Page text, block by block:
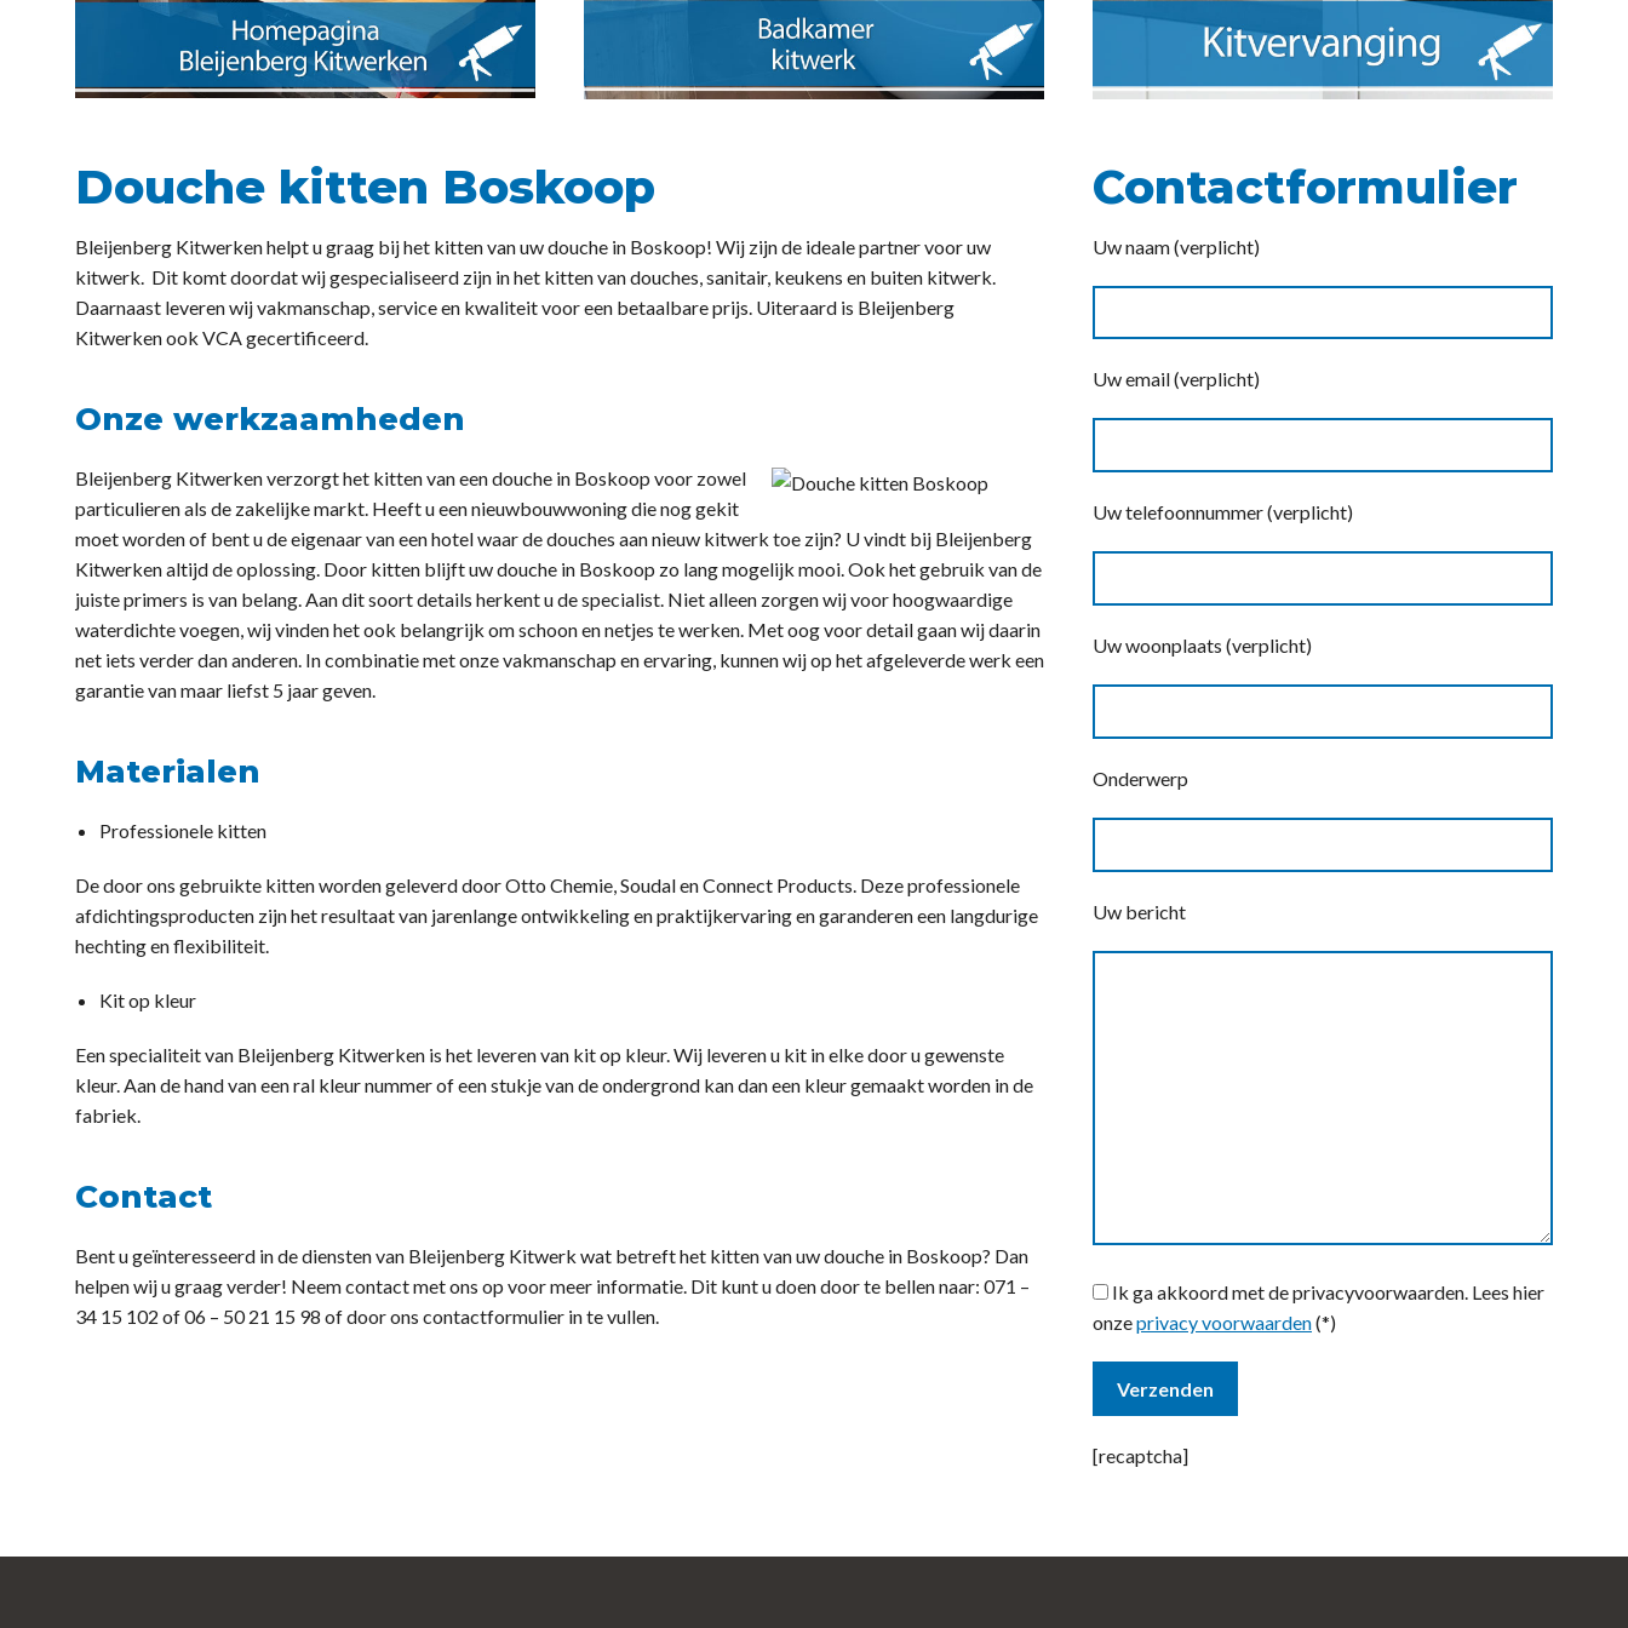
Douche kitten Boskoop
Bleijenberg Kitwerken helpt u graag bij het kitten van uw douche in Boskoop! Wij zijn de ideale partner voor uw
kitwerk. Dit komt doordat wij gespecialiseerd zijn in het kitten van douches, sanitair, keukens en buiten kitwerk.
Daarnaast leveren wij vakmanschap, service en kwaliteit voor een betaalbare prijs. Uiteraard is Bleijenberg
Kitwerken ook VCA gecertificeerd.
Onze werkzaamheden
Bleijenberg Kitwerken verzorgt het kitten van een douche in Boskoop voor zowel
particulieren als de zakelijke markt. Heeft u een nieuwbouwwoning die nog gekit
moet worden of bent u de eigenaar van een hotel waar de douches aan nieuw kitwerk toe zijn? U vindt bij Bleijenberg
Kitwerken altijd de oplossing. Door kitten blijft uw douche in Boskoop zo lang mogelijk mooi. Ook het gebruik van de
juiste primers is van belang. Aan dit soort details herkent u de specialist. Niet alleen zorgen wij voor hoogwaardige
waterdichte voegen, wij vinden het ook belangrijk om schoon en netjes te werken. Met oog voor detail gaan wij daarin
net iets verder dan anderen. In combinatie met onze vakmanschap en ervaring, kunnen wij op het afgeleverde werk een
garantie van maar liefst 5 jaar geven.
Materialen
Professionele kitten
De door ons gebruikte kitten worden geleverd door Otto Chemie, Soudal en Connect Products. Deze professionele
afdichtingsproducten zijn het resultaat van jarenlange ontwikkeling en praktijkervaring en garanderen een langdurige
hechting en flexibiliteit.
Kit op kleur
Een specialiteit van Bleijenberg Kitwerken is het leveren van kit op kleur. Wij leveren u kit in elke door u gewenste
kleur. Aan de hand van een ral kleur nummer of een stukje van de ondergrond kan dan een kleur gemaakt worden in de
fabriek.
Contact
Bent u geïnteresseerd in de diensten van Bleijenberg Kitwerk wat betreft het kitten van uw douche in Boskoop? Dan
helpen wij u graag verder! Neem contact met ons op voor meer informatie. Dit kunt u doen door te bellen naar: 071 –
34 15 102 of 06 – 50 21 15 98 of door ons contactformulier in te vullen.
Contactformulier
Uw naam (verplicht)
Uw email (verplicht)
Uw telefoonnummer (verplicht)
Uw woonplaats (verplicht)
Onderwerp
Uw bericht
Ik ga akkoord met de privacyvoorwaarden. Lees hier
onzeprivacy voorwaarden(*)
[recaptcha]